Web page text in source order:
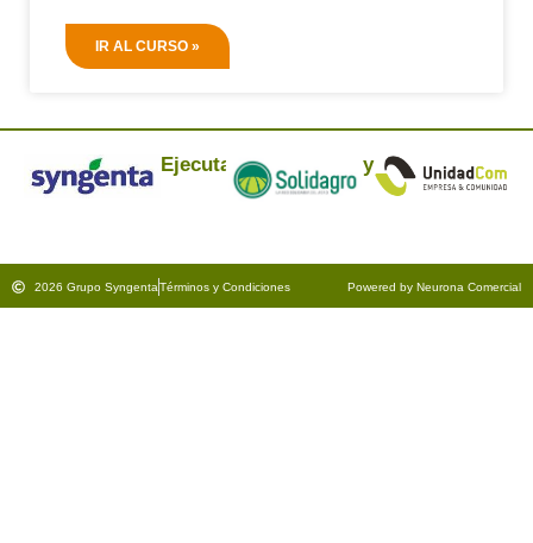
IR AL CURSO »
Ejecuta: y
2026 Grupo SyngentaTérminos y Condiciones Powered by Neurona Comercial